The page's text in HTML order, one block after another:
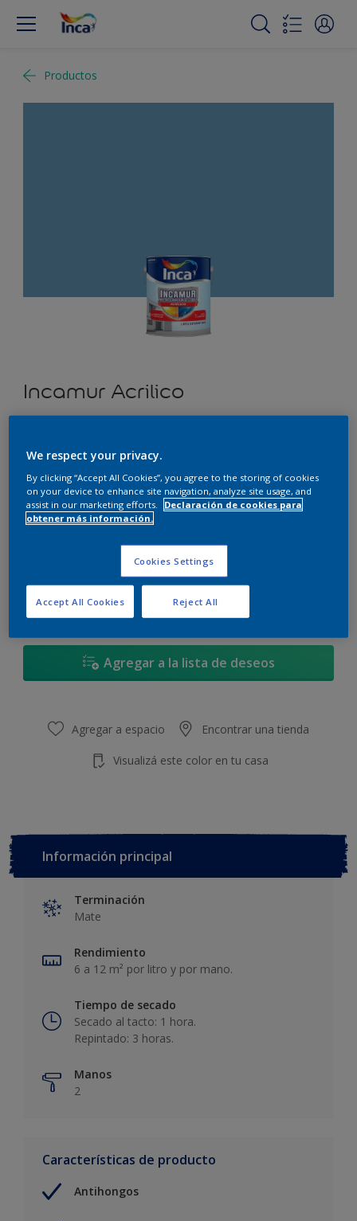
Productos
Incamur Acrilico
Tamaño
Calculadora de pintura
Calcular
Agregar a la lista de deseos
Agregar a espacio Encontrar una tienda
Visualizá este color en tu casa
Información principal
Terminación
Mate
Rendimiento
6 a 12 m² por litro y por mano.
Tiempo de secado
Secado al tacto: 1 hora.
Repintado: 3 horas.
Manos
2
Características de producto
Antihongos
We respect your privacy.
By clicking “Accept All Cookies”, you agree to the storing of cookies
on your device to enhance site navigation, analyze site usage, and
assist in our marketing efforts.
Declaración de cookies para
obtener más información.
Cookies Settings
Reject All
Accept All Cookies